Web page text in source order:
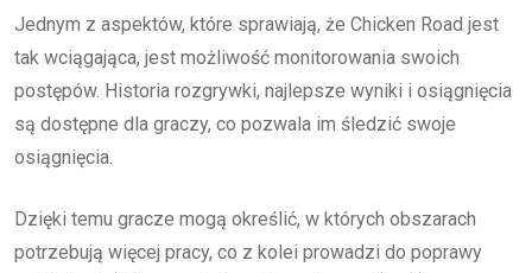
Jednym z aspektów, które sprawiają, że Chicken Road jest
tak wciągająca, jest możliwość monitorowania swoich
postępów. Historia rozgrywki, najlepsze wyniki i osiągnięcia
są dostępne dla graczy, co pozwala im śledzić swoje
osiągnięcia.
Dzięki temu gracze mogą określić, w których obszarach
potrzebują więcej pracy, co z kolei prowadzi do poprawy